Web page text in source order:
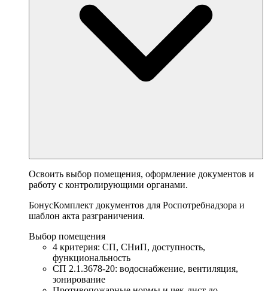
Освоить выбор помещения, оформление документов и
работу с контролирующими органами.
БонусКомплект документов для Роспотребнадзора и
шаблон акта разграничения.
Выбор помещения
4 критерия: СП, СНиП, доступность,
функциональность
СП 2.1.3678-20: водоснабжение, вентиляция,
зонирование